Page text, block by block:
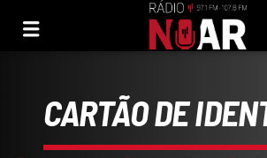
CARTÃO DE